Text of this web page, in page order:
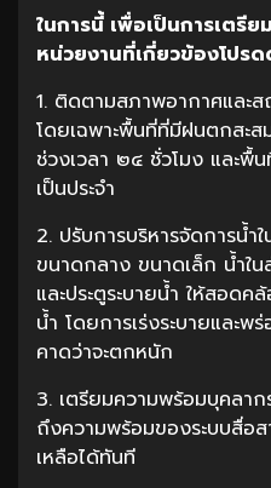
ในการนี้ เพื่อเป็นการเตรี
หน่วยงานที่เกี่ยวข้องโปร
1. ติดตามสภาพอากาศและ
โดยเฉพาะพื้นที่ที่มีฝนตกสะ
ช่วงเวลา ๒๔ ชั่วโมง และพื้
เป็นประจำ
2. ปรับการบริหารจัดการน้
ขนาดกลาง ขนาดเล็ก น้ำใน
และประตูระบายน้ำ ให้สอด
น้ำ โดยการเร่งระบายและ
คาดว่าจะตกหนัก
3. เตรียมความพร้อมบุคลาก
ถึงความพร้อมของระบบสื่อ
เหลือได้ทันที